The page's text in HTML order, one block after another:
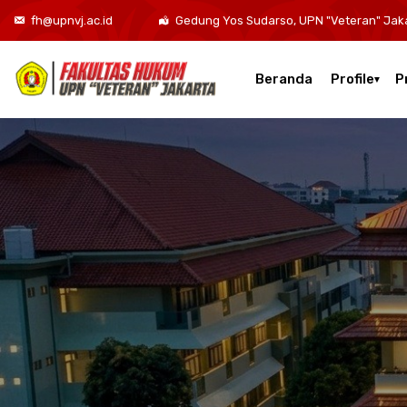
fh@upnvj.ac.id Gedung Yos Sudarso, UPN "Veteran"
Beranda Profile